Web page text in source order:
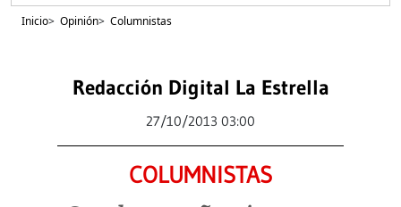
Inicio> Opinión> Columnistas
Redacción Digital La Estrella
27/10/2013 03:00
COLUMNISTAS